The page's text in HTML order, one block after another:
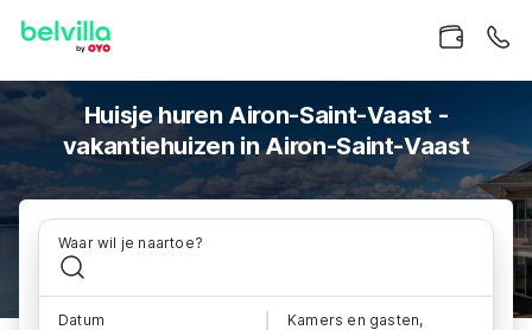
Huisje huren Airon-Saint-Vaast -
vakantiehuizen in Airon-Saint-Vaast
Waar wil je naartoe?
Datum Kamers en gasten,